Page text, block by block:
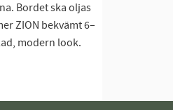
Bordet ska oljas
ZION bekvämt 6–
modern look.